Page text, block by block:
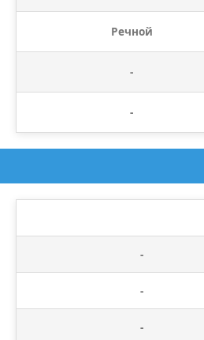
Речной
-
-
-
-
-